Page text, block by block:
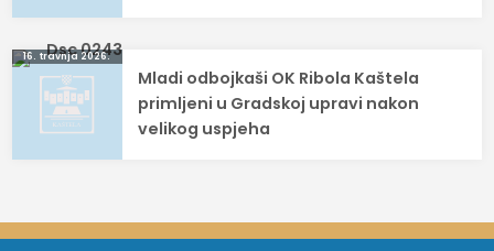
16. travnja 2026.
Mladi odbojkaši OK Ribola Kaštela
primljeni u Gradskoj upravi nakon
velikog uspjeha